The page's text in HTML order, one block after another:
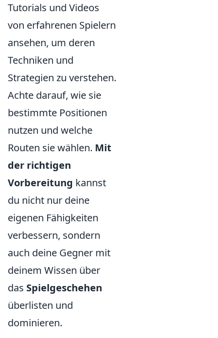
Tutorials und Videos
von erfahrenen Spielern
ansehen, um deren
Techniken und
Strategien zu verstehen.
Achte darauf, wie sie
bestimmte Positionen
nutzen und welche
Routen sie wählen. Mit
der richtigen
Vorbereitung kannst
du nicht nur deine
eigenen Fähigkeiten
verbessern, sondern
auch deine Gegner mit
deinem Wissen über
das Spielgeschehen
überlisten und
dominieren.